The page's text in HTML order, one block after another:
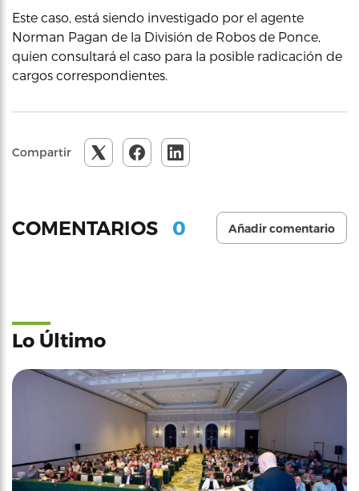
Este caso, está siendo investigado por el agente
Norman Pagan de la División de Robos de Ponce,
quien consultará el caso para la posible radicación de
cargos correspondientes.
Compartir
COMENTARIOS 0 Añadir comentario
Lo Último